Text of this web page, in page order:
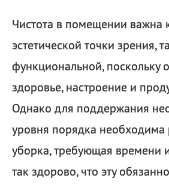
Чистота в помещении важна
эстетической точки зрения,
функциональной, поскольку
здоровье, настроение и
Однако для поддержания
уровня порядка необходима
уборка, требующая времени
так здорово, что эту